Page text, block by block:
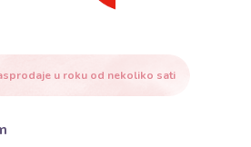
u roku od nekoliko sati